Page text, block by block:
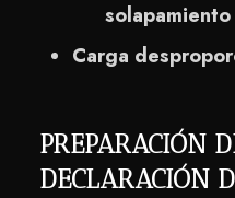
Carga
PREPARACIÓN
DECLARACIÓN